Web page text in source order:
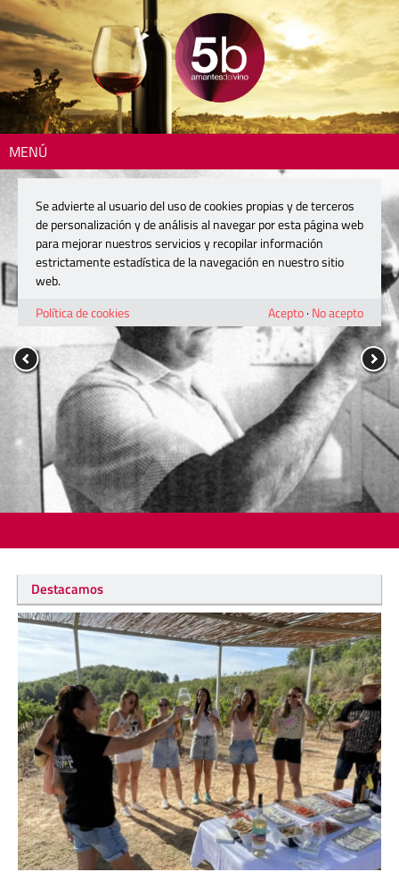
MENÚ
Destacamos
Se advierte al usuario del uso de cookies propias y de terceros
de personalización y de análisis al navegar por esta página web
para mejorar nuestros servicios y recopilar información
estrictamente estadística de la navegación en nuestro sitio
web.
Política de cookies
Acepto· No acepto